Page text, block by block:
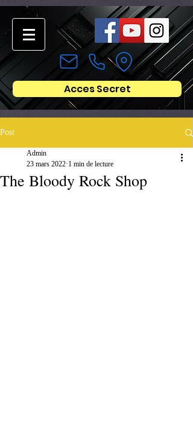
Acces Secret
Post
The Bloody Rock Shop
Admin
23 mars 2022 1 min de lecture